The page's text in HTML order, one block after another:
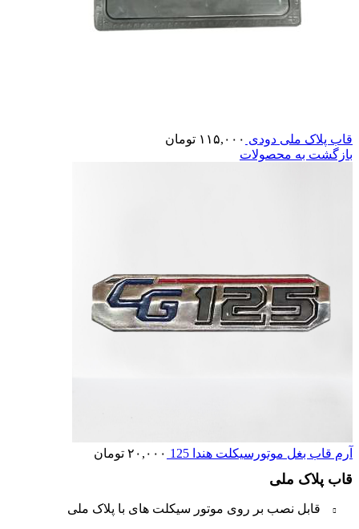
قاب پلاک ملی دودی ۱۱۵,۰۰۰ تومان
بازگشت به محصولات
آرم قاب بغل موتورسیکلت هندا 125 ۲۰,۰۰۰ تومان
قاب پلاک ملی
قابل نصب بر روی موتور سیکلت های با پلاک ملی